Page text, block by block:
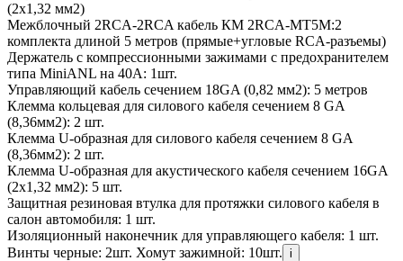
(2х1,32 мм2)
Межблочный 2RCA-2RCA кабель КМ 2RCA-МТ5М:2
комплекта длиной 5 метров (прямые+угловые RCA-разъемы)
Держатель с компрессионными зажимами с предохранителем
типа MiniANL на 40А: 1шт.
Управляющий кабель сечением 18GA (0,82 мм2): 5 метров
Клемма кольцевая для силового кабеля сечением 8 GA
(8,36мм2): 2 шт.
Клемма U-образная для силового кабеля сечением 8 GA
(8,36мм2): 2 шт.
Клемма U-образная для акустического кабеля сечением 16GA
(2х1,32 мм2): 5 шт.
Защитная резиновая втулка для протяжки силового кабеля в
салон автомобиля: 1 шт.
Изоляционный наконечник для управляющего кабеля: 1 шт.
Винты черные: 2шт. Хомут зажимной: 10шт. i